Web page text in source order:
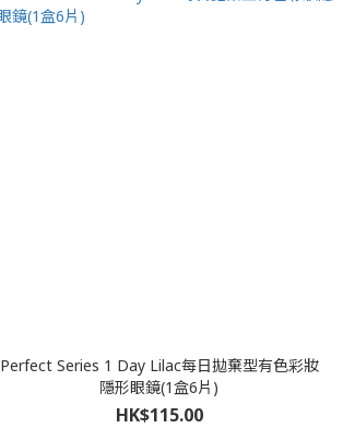
Perfect Series 1 Day Lilac每日拋棄型有色彩妝
隱形眼鏡(1盒6片)
HK$115.00